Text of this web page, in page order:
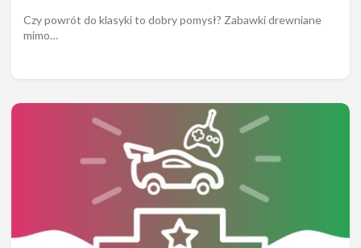
Czy powrót do klasyki to dobry pomysł? Zabawki drewniane
mimo…